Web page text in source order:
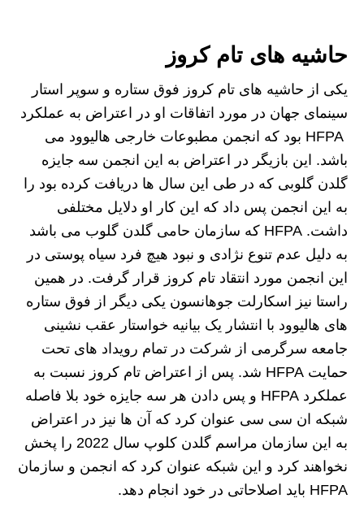
حاشیه های تام کروز
یکی از حاشیه های تام کروز فوق ستاره و سوپر استار
سینمای جهان در مورد اتفاقات او در اعتراض به عملکرد
HFPA بود که انجمن مطبوعات خارجی هالیوود می
باشد. ین بازیگر در اعتراض به این انجمن سه جایزه
گلدن گلوبی که در طی این سال ها دریافت کرده بود را
به این انجمن پس داد که این کار او دلایل مختلفی
داشت. HFPA که سازمان حامی گلدن گلوب می باشد
به دلیل عدم تنوع نژادی و نبود هیچ فرد سیاه پوستی در
این انجمن مورد انتقاد تام کروز قرار گرفت. در همین
راستا نیز اسکارلت جوهانسون یکی دیگر از فوق ستاره
های هالیوود با انتشار یک بیانیه خواستار عقب نشینی
جامعه سرگرمی از شرکت در تمام رویداد های تحت
حمایت HFPA شد. پس از اعتراض تام کروز نسبت به
عملکرد HFPA و پس دادن هر سه جایزه خود بلا فاصله
شبکه ان سی سی عنوان کرد که آن ها نیز در اعتراض
به این سازمان مراسم گلدن کلوپ سال 2022 را پخش
نخواهند کرد و این شبکه عنوان کرد که انجمن و سازمان
HFPA باید اصلاحاتی در خود انجام دهد.